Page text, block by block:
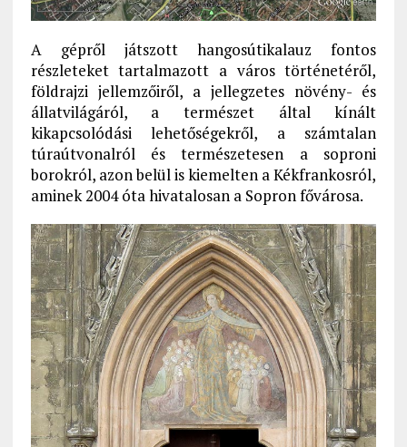
A gépről játszott hangosútikalauz fontos
részleteket tartalmazott a város történetéről,
földrajzi jellemzőiről, a jellegzetes növény- és
állatvilágáról, a természet által kínált
kikapcsolódási lehetőségekről, a számtalan
túraútvonalról és természetesen a soproni
borokról, azon belül is kiemelten a Kékfrankosról,
aminek 2004 óta hivatalosan a Sopron fővárosa.